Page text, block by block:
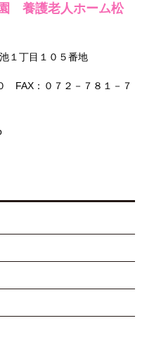
養護老人ホーム松
１丁目１０５番地
FAX：０７２－７８１－７